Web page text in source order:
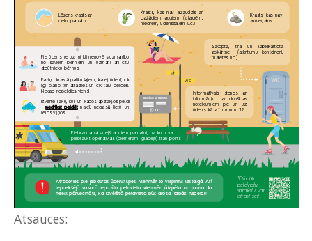
Atsauces: